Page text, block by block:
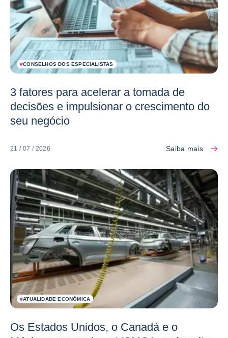
#CONSELHOS DOS ESPECIALISTAS
3 fatores para acelerar a tomada de
decisões e impulsionar o crescimento do
seu negócio
21 / 07 / 2026 Saiba mais
#ATUALIDADE ECONÓMICA
Os Estados Unidos, o Canadá e o